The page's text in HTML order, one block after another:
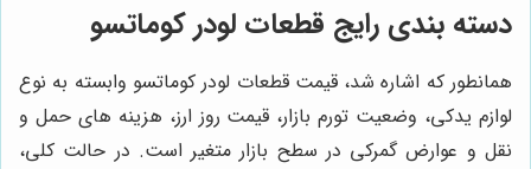
دسته بندی رایج قطعات لودر کوماتسو
همانطور که اشاره شد، قیمت قطعات لودر کوماتسو وابسته به نوع
لوازم یدکی، وضعیت تورم بازار، قیمت روز ارز، هزینه های حمل و
نقل و عوارض گمرکی در سطح بازار متغیر است. در حالت کلی،